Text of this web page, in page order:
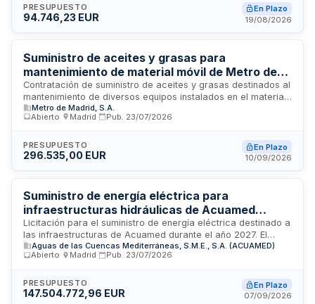
correctivo, asistencia técnica presencial, desmontaje de
equipos, legalización de instalaciones eléctricas temporales
de ejecución en los emplazamientos designados.
PRESUPUESTO
94.746,23 EUR
En Plazo
19/08/2026
Suministro de aceites y grasas para
mantenimiento de material móvil de Metro de
Madrid
Contratación de suministro de aceites y grasas destinados al
mantenimiento de diversos equipos instalados en el material
móvil de Metro de Madrid. El suministro se ejecutará durante
treinta meses o hasta agotar el importe de licitación. La
más bajo, conforme a los criterios de mejor precio
establecidos en el procedimiento abierto de contratación.
Metro de Madrid, S.A.
Abierto
Madrid Pub. 23/07/2026
PRESUPUESTO
296.535,00 EUR
En Plazo
10/09/2026
Suministro de energía eléctrica para
infraestructuras hidráulicas de Acuamed
durante el año 2027
Licitación para el suministro de energía eléctrica destinado a
las infraestructuras de Acuamed durante el año 2027. El
contrato cubre el abastecimiento de electricidad en alta y
baja tensión para plantas desaladoras, estaciones
ubicadas en múltiples provincias españolas. La demanda
prevista asciende a 1,35 teravatios hora anuales, distribuida
Aguas de las Cuencas Mediterráneas, S.M.E., S.A. (ACUAMED)
Abierto
Madrid Pub. 23/07/2026
PRESUPUESTO
147.504.772,96 EUR
En Plazo
07/09/2026